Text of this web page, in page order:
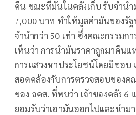
คืน ขณะที่มันในคลังเก็บ รับจำน
7,000 บาท ทำให้มูลค่ามันของรัฐ
จำนำกว่า 50 เท่า ซึ่งคณะกรรมก
เห็นว่า การนำมันราคาถูกมาคืนแ
การแสวงหาประโยชน์โดยมิชอบ
สอดคล้องกับการตรวจสอบของค
ของ อคส. ที่พบว่า เจ้าของคลัง 6
ยอมรับว่าเอามันออกไปและนำม